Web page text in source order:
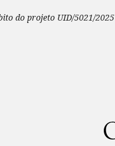
do projeto UID/5021/2025